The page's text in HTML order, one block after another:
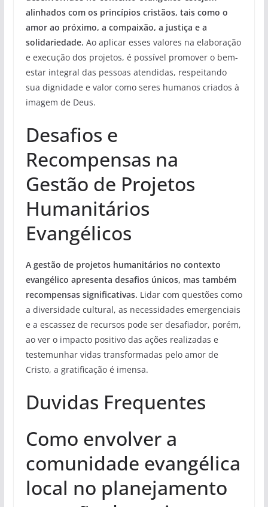
alinhados com os princípios cristãos, tais como o
amor ao próximo, a compaixão, a justiça e a
solidariedade. Ao aplicar esses valores na elaboração
e execução dos projetos, é possível promover o bem-
estar integral das pessoas atendidas, respeitando
sua dignidade e valor como seres humanos criados à
imagem de Deus.
Desafios e
Recompensas na
Gestão de Projetos
Humanitários
Evangélicos
A gestão de projetos humanitários no contexto
evangélico apresenta desafios únicos, mas também
recompensas significativas. Lidar com questões como
a diversidade cultural, as necessidades emergenciais
e a escassez de recursos pode ser desafiador, porém,
ao ver o impacto positivo das ações realizadas e
testemunhar vidas transformadas pelo amor de
Cristo, a gratificação é imensa.
Duvidas Frequentes
Como envolver a
comunidade evangélica
local no planejamento